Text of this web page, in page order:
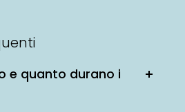
e quanto durano i